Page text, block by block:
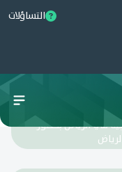
التساؤلات
في الرياض بحضور